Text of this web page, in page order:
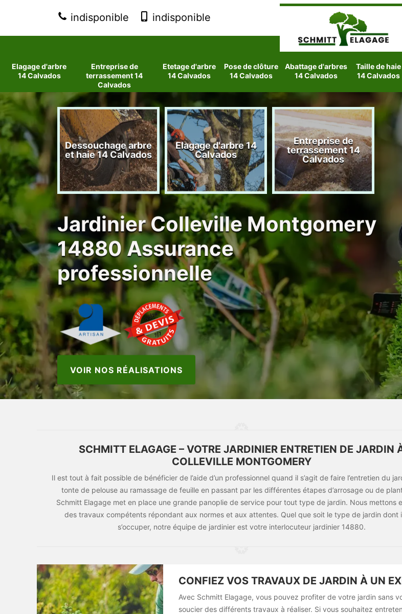
indisponible indisponible
Elagage d'arbre
14 Calvados
Entreprise de
terrassement 14
Calvados
Etetage d'arbre
14 Calvados
Pose de clôture
14 Calvados
Abattage d'arbres
14 Calvados
Taille de haie
14 Calvados
d'arbres
Dessouchage arbre
et haie 14 Calvados
Elagage d'arbre 14
Calvados
Entreprise de
terrassement 14
Calvados
Jardinier Colleville Montgomery
14880 Assurance
professionnelle
VOIR NOS RÉALISATIONS
SCHMITT ELAGAGE – VOTRE JARDINIER ENTRETIEN DE JARDIN
COLLEVILLE MONTGOMERY
Il est tout à fait possible de bénéficier de l’aide d’un professionnel quand il s’agit de faire l’entretien du
tonte de pelouse au ramassage de feuille en passant par les différentes étapes d’arrosage ou de
Schmitt Elagage met en place une grande panoplie de service pour tout type de jardin. Nous mettons
des travaux compétents répondant aux normes et aux attentes. Quel que soit le type de jardin dont
s’occuper, notre équipe de jardinier est votre interlocuteur jardinier 14880.
CONFIEZ VOS TRAVAUX DE JARDIN À UN
Avec Schmitt Elagage, vous pouvez profiter de votre jardin sans
soucier des différents travaux à réaliser. Si vous souhaitez